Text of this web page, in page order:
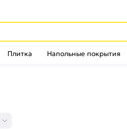
Плитка Напольные покрытия